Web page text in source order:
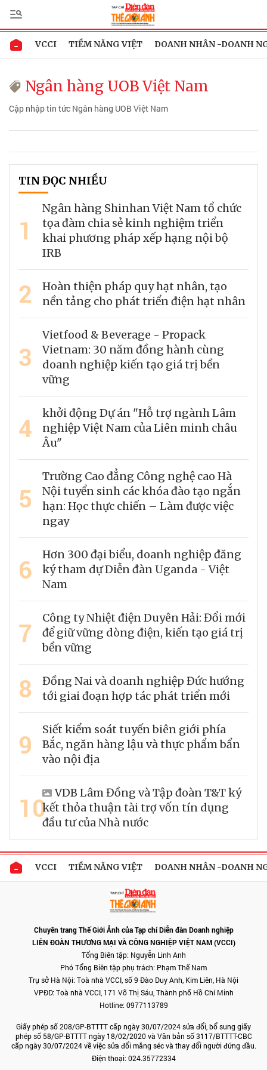
VCCI TIỀM NĂNG VIỆT DOANH NHÂN -DOANH
Ngân hàng UOB Việt Nam
Cập nhập tin tức Ngân hàng UOB Việt Nam
TIN ĐỌC NHIỀU
1
Ngân hàng Shinhan Việt Nam tổ chức
tọa đàm chia sẻ kinh nghiệm triển
khai phương pháp xếp hạng nội bộ
IRB
2
Hoàn thiện pháp quy hạt nhân, tạo
nền tảng cho phát triển điện hạt nhân
3
Vietfood & Beverage - Propack
Vietnam: 30 năm đồng hành cùng
doanh nghiệp kiến tạo giá trị bền
vững
4
khởi động Dự án "Hỗ trợ ngành Lâm
nghiệp Việt Nam của Liên minh châu
Âu"
5
Trường Cao đẳng Công nghệ cao Hà
Nội tuyển sinh các khóa đào tạo ngắn
hạn: Học thực chiến – Làm được việc
ngay
6
Hơn 300 đại biểu, doanh nghiệp đăng
ký tham dự Diễn đàn Uganda - Việt
Nam
7
Công ty Nhiệt điện Duyên Hải: Đổi mới
để giữ vững dòng điện, kiến tạo giá trị
bền vững
8
Đồng Nai và doanh nghiệp Đức hướng
tới giai đoạn hợp tác phát triển mới
9
Siết kiểm soát tuyến biên giới phía
Bắc, ngăn hàng lậu và thực phẩm bẩn
vào nội địa
10
VDB Lâm Đồng và Tập đoàn T&T ký
kết thỏa thuận tài trợ vốn tín dụng
đầu tư của Nhà nước
VCCI TIỀM NĂNG VIỆT DOANH NHÂN -DOANH
Chuyên trang Thế Giới Ảnh của Tạp chí Diễn đàn Doanh nghiệp
LIÊN ĐOÀN THƯƠNG MẠI VÀ CÔNG NGHIỆP VIỆT NAM (VCCI)
Tổng Biên tập: Nguyễn Linh Anh
Phó Tổng Biên tập phụ trách: Phạm Thế Nam
Trụ sở Hà Nội: Toà nhà VCCI, số 9 Đào Duy Anh, Kim Liên, Hà Nội
VPĐD: Toà nhà VCCI, 171 Võ Thị Sáu, Thành phố Hồ Chí Minh
Hotline: 0977113789
Giấy phép số 208/GP-BTTTT cấp ngày 30/07/2024 sửa đổi, bổ sung giấy
phép số 58/GP-BTTTT ngày 18/02/2020 và Văn bản số 3117/BTTTT-CBC
cấp ngày 30/07/2024 về việc sửa đổi măng séc và thay đổi người đứng đầu.
Điện thoại: 024.35772334